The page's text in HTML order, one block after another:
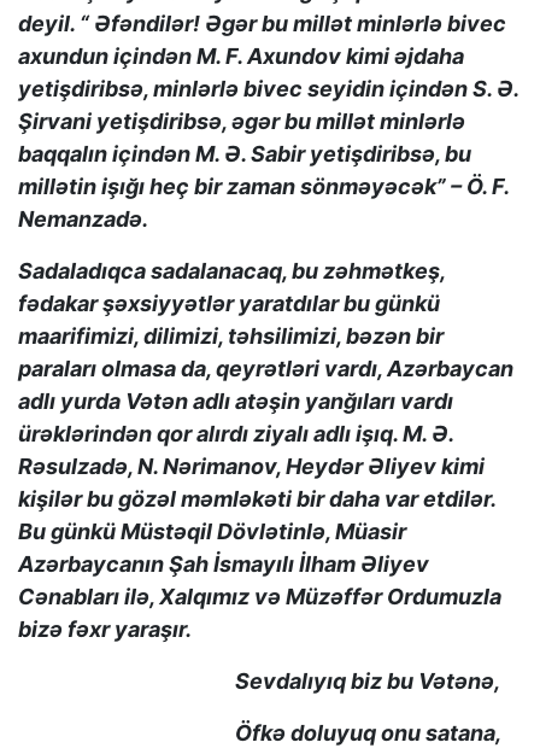
deyil. “ Əfəndilər! Əgər bu millət minlərlə bivec
axundun içindən M. F. Axundov kimi əjdaha
yetişdiribsə, minlərlə bivec seyidin içindən S. Ə.
Şirvani yetişdiribsə, əgər bu millət minlərlə
baqqalın içindən M. Ə. Sabir yetişdiribsə, bu
millətin işığı heç bir zaman sönməyəcək” – Ö. F.
Nemanzadə.
Sadaladıqca sadalanacaq, bu zəhmətkeş,
fədakar şəxsiyyətlər yaratdılar bu günkü
maarifimizi, dilimizi, təhsilimizi, bəzən bir
paraları olmasa da, qeyrətləri vardı, Azərbaycan
adlı yurda Vətən adlı atəşin yanğıları vardı
ürəklərindən qor alırdı ziyalı adlı işıq. M. Ə.
Rəsulzadə, N. Nərimanov, Heydər Əliyev kimi
kişilər bu gözəl məmləkəti bir daha var etdilər.
Bu günkü Müstəqil Dövlətinlə, Müasir
Azərbaycanın Şah İsmayılı İlham Əliyev
Cənabları ilə, Xalqımız və Müzəffər Ordumuzla
bizə fəxr yaraşır.
Sevdalıyıq biz bu Vətənə,
Öfkə doluyuq onu satana,